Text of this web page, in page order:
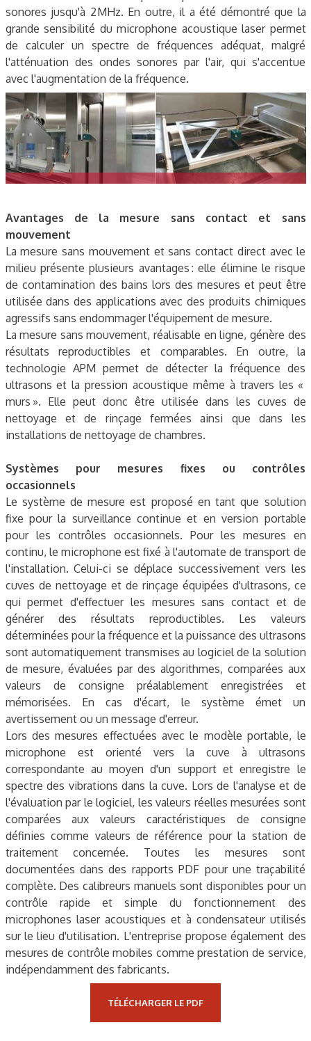
sonores jusqu'à 2 MHz. En outre, il a été démontré que la
grande sensibilité du microphone acoustique laser permet
de calculer un spectre de fréquences adéquat, malgré
l'atténuation des ondes sonores par l'air, qui s'accentue
avec l'augmentation de la fréquence.
Avantages de la mesure sans contact et sans
mouvement
La mesure sans mouvement et sans contact direct avec le
milieu présente plusieurs avantages : elle élimine le risque
de contamination des bains lors des mesures et peut être
utilisée dans des applications avec des produits chimiques
agressifs sans endommager l'équipement de mesure.
La mesure sans mouvement, réalisable en ligne, génère des
résultats reproductibles et comparables. En outre, la
technologie APM permet de détecter la fréquence des
ultrasons et la pression acoustique même à travers les «
murs ». Elle peut donc être utilisée dans les cuves de
nettoyage et de rinçage fermées ainsi que dans les
installations de nettoyage de chambres.
Systèmes pour mesures fixes ou contrôles
occasionnels
Le système de mesure est proposé en tant que solution
fixe pour la surveillance continue et en version portable
pour les contrôles occasionnels. Pour les mesures en
continu, le microphone est fixé à l'automate de transport de
l'installation. Celui-ci se déplace successivement vers les
cuves de nettoyage et de rinçage équipées d'ultrasons, ce
qui permet d'effectuer les mesures sans contact et de
générer des résultats reproductibles. Les valeurs
déterminées pour la fréquence et la puissance des ultrasons
sont automatiquement transmises au logiciel de la solution
de mesure, évaluées par des algorithmes, comparées aux
valeurs de consigne préalablement enregistrées et
mémorisées. En cas d'écart, le système émet un
avertissement ou un message d'erreur.
Lors des mesures effectuées avec le modèle portable, le
microphone est orienté vers la cuve à ultrasons
correspondante au moyen d'un support et enregistre le
spectre des vibrations dans la cuve. Lors de l'analyse et de
l'évaluation par le logiciel, les valeurs réelles mesurées sont
comparées aux valeurs caractéristiques de consigne
définies comme valeurs de référence pour la station de
traitement concernée. Toutes les mesures sont
documentées dans des rapports PDF pour une traçabilité
complète. Des calibreurs manuels sont disponibles pour un
contrôle rapide et simple du fonctionnement des
microphones laser acoustiques et à condensateur utilisés
sur le lieu d'utilisation. L'entreprise propose également des
mesures de contrôle mobiles comme prestation de service,
indépendamment des fabricants.
TÉLÉCHARGER LE PDF